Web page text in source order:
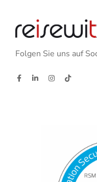
Folgen Sie uns auf